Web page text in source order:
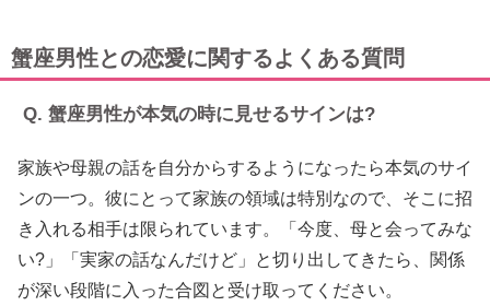
蟹座男性との恋愛に関するよくある質問
Q. 蟹座男性が本気の時に見せるサインは?
家族や母親の話を自分からするようになったら本気のサイ
ンの一つ。彼にとって家族の領域は特別なので、そこに招
き入れる相手は限られています。「今度、母と会ってみな
い?」「実家の話なんだけど」と切り出してきたら、関係
が深い段階に入った合図と受け取ってください。